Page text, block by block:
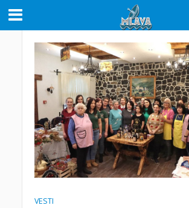
VESTI